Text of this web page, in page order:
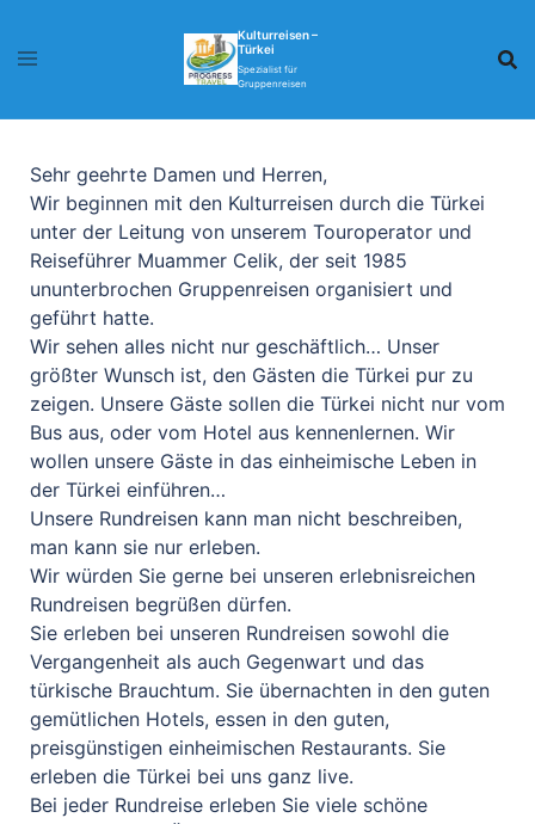
Kulturreisen –
Türkei
Spezialist für
Gruppenreisen
Sehr geehrte Damen und Herren,
Wir beginnen mit den Kulturreisen durch die Türkei
unter der Leitung von unserem Touroperator und
Reiseführer Muammer Celik, der seit 1985
ununterbrochen Gruppenreisen organisiert und
geführt hatte.
Wir sehen alles nicht nur geschäftlich… Unser
größter Wunsch ist, den Gästen die Türkei pur zu
zeigen. Unsere Gäste sollen die Türkei nicht nur vom
Bus aus, oder vom Hotel aus kennenlernen. Wir
wollen unsere Gäste in das einheimische Leben in
der Türkei einführen…
Unsere Rundreisen kann man nicht beschreiben,
man kann sie nur erleben.
Wir würden Sie gerne bei unseren erlebnisreichen
Rundreisen begrüßen dürfen.
Sie erleben bei unseren Rundreisen sowohl die
Vergangenheit als auch Gegenwart und das
türkische Brauchtum. Sie übernachten in den guten
gemütlichen Hotels, essen in den guten,
preisgünstigen einheimischen Restaurants. Sie
erleben die Türkei bei uns ganz live.
Bei jeder Rundreise erleben Sie viele schöne